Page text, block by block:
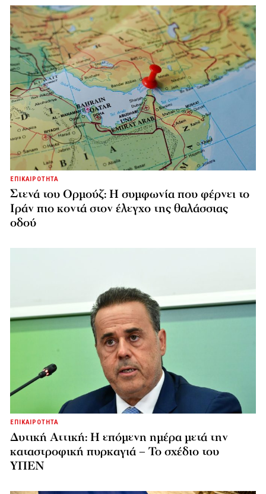
ΕΠΙΚΑΙΡΟΤΗΤΑ
Στενά του Ορμούζ: Η συμφωνία που φέρνει το
Ιράν πιο κοντά στον έλεγχο της θαλάσσιας
οδού
ΕΠΙΚΑΙΡΟΤΗΤΑ
Δυτική Αττική: Η επόμενη ημέρα μετά την
καταστροφική πυρκαγιά – Το σχέδιο του
ΥΠΕΝ